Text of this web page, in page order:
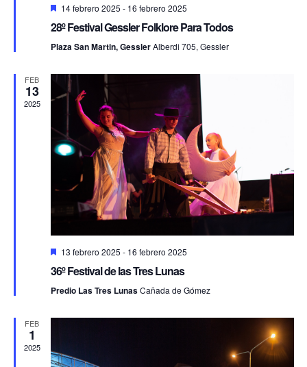
Destacado
14 febrero 2025 - 16 febrero 2025
28º Festival Gessler Folklore Para Todos
Plaza San Martin, GesslerAlberdi 705, Gessler
FEB
13
2025
Destacado
13 febrero 2025 - 16 febrero 2025
36º Festival de las Tres Lunas
Predio Las Tres LunasCañada de Gómez
FEB
1
2025